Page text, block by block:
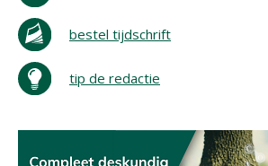
bestel tijdschrift
tip de redactie